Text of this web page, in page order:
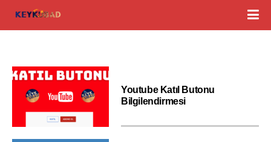
Youtube Katıl Butonu
Bilgilendirmesi